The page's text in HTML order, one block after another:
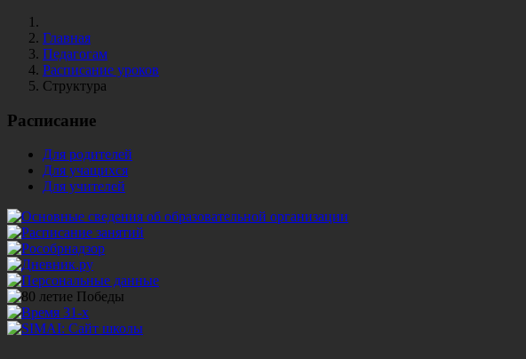
Главная
Педагогам
Расписание уроков
Структура
Расписание
Для родителей
Для учащихся
Для учителей